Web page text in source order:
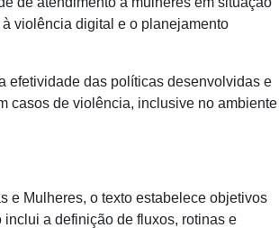
violência digital e o planejamento
efetividade das políticas desenvolvidas e
casos de violência, inclusive no ambiente
e Mulheres, o texto estabelece objetivos
a definição de fluxos, rotinas e